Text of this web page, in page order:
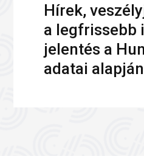
Hírek,
a legfrissebb
jelentés a
adatai